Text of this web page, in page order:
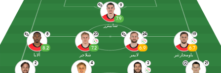
4
8
8.2
ألابا
3
23
7.2
شلاجر
2 21
9
7.9
سابيتزر
24
6.9
لايمر
19
6.7
باومجارتنر